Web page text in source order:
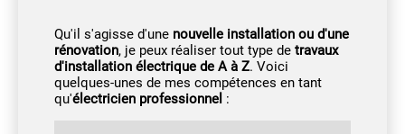
Qu'il s'agisse d'une nouvelle installation ou d'une
rénovation, je peux réaliser tout type de travaux
d'installation électrique de A à Z. Voici
quelques-unes de mes compétences en tant
qu'électricien professionnel :